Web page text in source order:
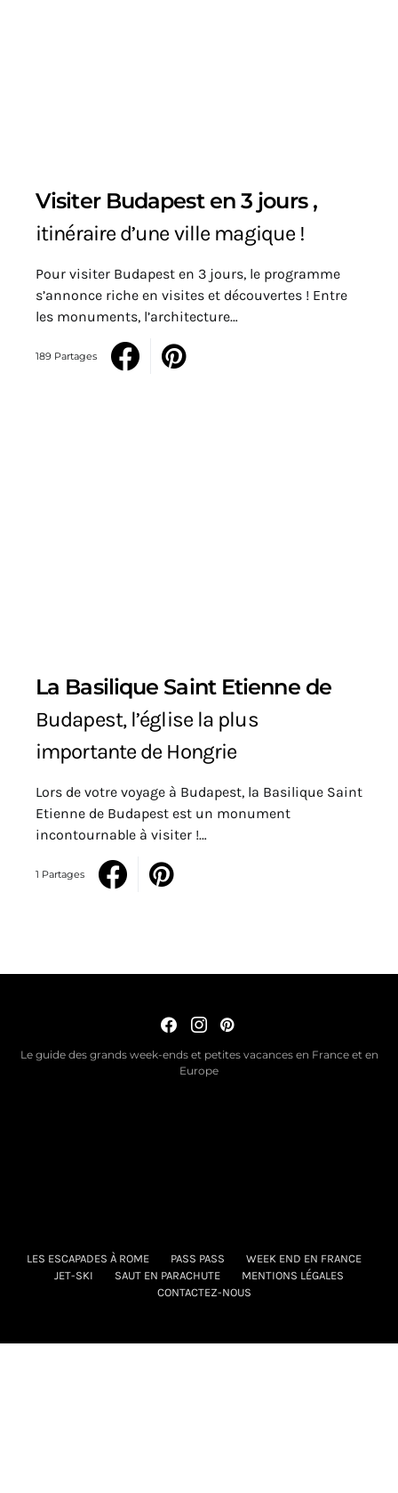
Visiter Budapest en 3 jours ,
itinéraire d’une ville magique !
Pour visiter Budapest en 3 jours, le programme
s’annonce riche en visites et découvertes ! Entre
les monuments, l’architecture…
189 Partages
La Basilique Saint Etienne de
Budapest, l’église la plus
importante de Hongrie
Lors de votre voyage à Budapest, la Basilique Saint
Etienne de Budapest est un monument
incontournable à visiter !…
1 Partages
Le guide des grands week-ends et petites vacances en France et en
Europe
LES ESCAPADES À ROME PASS PASS
WEEK END EN FRANCE
JET-SKI
SAUT EN PARACHUTE
MENTIONS LÉGALES
CONTACTEZ-NOUS